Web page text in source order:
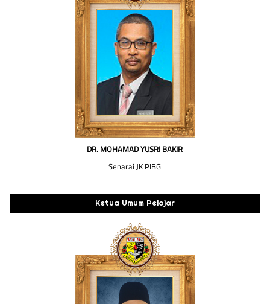
DR. MOHAMAD YUSRI BAKIR
Senarai JK PIBG
Ketua Umum Pelajar